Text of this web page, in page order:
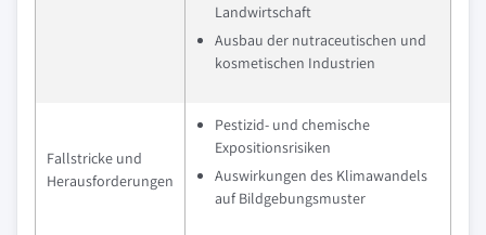
Landwirtschaft
Ausbau der nutraceutischen und
kosmetischen Industrien
Fallstricke und
Herausforderungen
Pestizid- und chemische
Expositionsrisiken
Auswirkungen des Klimawandels
auf Bildgebungsmuster